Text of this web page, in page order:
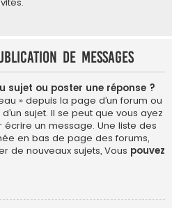
de messages
sujet ou poster une réponse ?
» depuis la page d’un forum ou
sujet. Il se peut que vous ayez
un message. Une liste des
en bas de page des forums,
de nouveaux sujets, Vous pouvez